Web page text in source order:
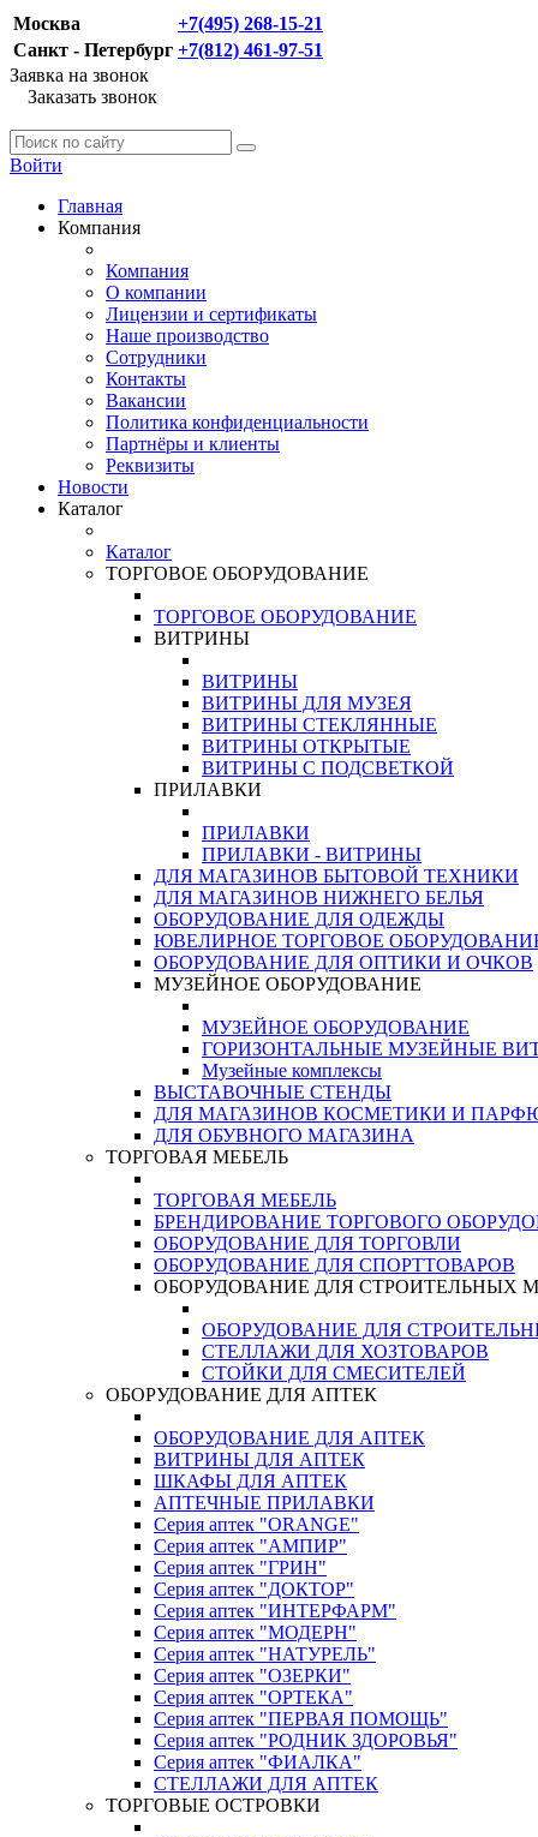
Москва
+7(495) 268-15-21
Санкт - Петербург +7(812) 461-97-51
Заявка на звонок
Заказать звонок
Войти
Главная
Компания
Компания
О компании
Лицензии и сертификаты
Наше производство
Сотрудники
Контакты
Вакансии
Политика конфиденциальности
Партнёры и клиенты
Реквизиты
Новости
Каталог
Каталог
ТОРГОВОЕ ОБОРУДОВАНИЕ
ТОРГОВОЕ ОБОРУДОВАНИЕ
ВИТРИНЫ
ВИТРИНЫ
ВИТРИНЫ ДЛЯ МУЗЕЯ
ВИТРИНЫ СТЕКЛЯННЫЕ
ВИТРИНЫ ОТКРЫТЫЕ
ВИТРИНЫ С ПОДСВЕТКОЙ
ПРИЛАВКИ
ПРИЛАВКИ
ПРИЛАВКИ - ВИТРИНЫ
ДЛЯ МАГАЗИНОВ БЫТОВОЙ ТЕХНИКИ
ДЛЯ МАГАЗИНОВ НИЖНЕГО БЕЛЬЯ
ОБОРУДОВАНИЕ ДЛЯ ОДЕЖДЫ
ЮВЕЛИРНОЕ ТОРГОВОЕ
ОБОРУДОВАНИЕ ДЛЯ ОПТИКИ И ОЧКОВ
МУЗЕЙНОЕ ОБОРУДОВАНИЕ
МУЗЕЙНОЕ ОБОРУДОВАНИЕ
ГОРИЗОНТАЛЬНЫЕ МУЗЕЙНЫЕ
Музейные комплексы
ВЫСТАВОЧНЫЕ СТЕНДЫ
ДЛЯ МАГАЗИНОВ КОСМЕТИКИ И
ДЛЯ ОБУВНОГО МАГАЗИНА
ТОРГОВАЯ МЕБЕЛЬ
ТОРГОВАЯ МЕБЕЛЬ
БРЕНДИРОВАНИЕ ТОРГОВОГО
ОБОРУДОВАНИЕ ДЛЯ ТОРГОВЛИ
ОБОРУДОВАНИЕ ДЛЯ СПОРТТОВАРОВ
ОБОРУДОВАНИЕ ДЛЯ СТРОИТЕЛЬНЫХ
ОБОРУДОВАНИЕ ДЛЯ
СТЕЛЛАЖИ ДЛЯ ХОЗТОВАРОВ
СТОЙКИ ДЛЯ СМЕСИТЕЛЕЙ
ОБОРУДОВАНИЕ ДЛЯ АПТЕК
ОБОРУДОВАНИЕ ДЛЯ АПТЕК
ВИТРИНЫ ДЛЯ АПТЕК
ШКАФЫ ДЛЯ АПТЕК
АПТЕЧНЫЕ ПРИЛАВКИ
Серия аптек "ORANGE"
Серия аптек "АМПИР"
Серия аптек "ГРИН"
Серия аптек "ДОКТОР"
Серия аптек "ИНТЕРФАРМ"
Серия аптек "МОДЕРН"
Серия аптек "НАТУРЕЛЬ"
Серия аптек "ОЗЕРКИ"
Серия аптек "ОРТЕКА"
Серия аптек "ПЕРВАЯ ПОМОЩЬ"
Серия аптек "РОДНИК ЗДОРОВЬЯ"
Серия аптек "ФИАЛКА"
СТЕЛЛАЖИ ДЛЯ АПТЕК
ТОРГОВЫЕ ОСТРОВКИ